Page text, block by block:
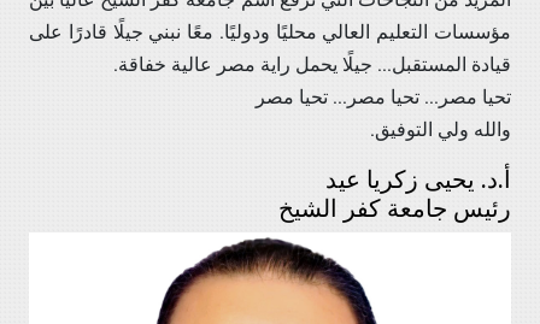
مؤسسات التعليم العالي محليًا ودوليًا. معًا نبني جيلًا قادرًا على
قيادة المستقبل... جيلًا يحمل راية مصر عالية خفاقة.
تحيا مصر... تحيا مصر... تحيا مصر
والله ولي التوفيق.
أ.د. يحيى زكريا عيد
رئيس جامعة كفر الشيخ